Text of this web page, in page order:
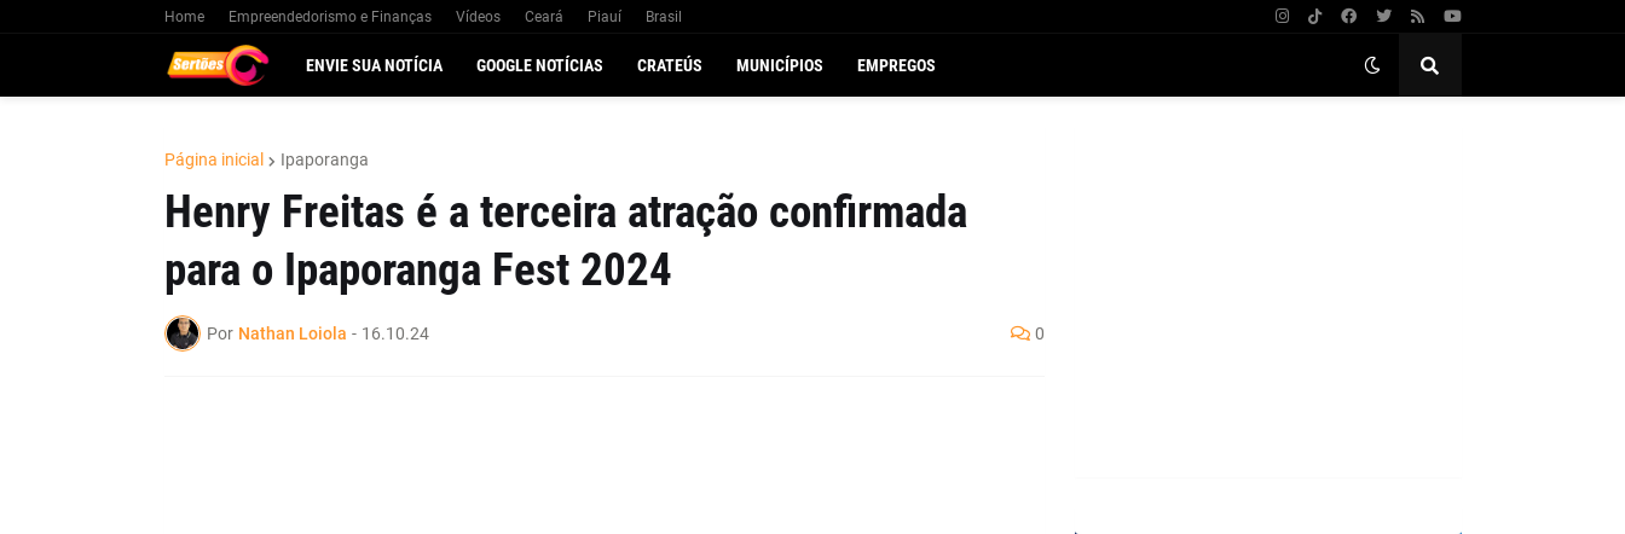
Home Empreendedorismo e Finanças Vídeos Ceará Piauí Brasil
ENVIE SUA NOTÍCIA GOOGLE NOTÍCIAS CRATEÚS MUNICÍPIOS EMPREGOS
Página inicial Ipaporanga
Henry Freitas é a terceira atração confirmada
para o Ipaporanga Fest 2024
Por Nathan Loiola - 16.10.24 0